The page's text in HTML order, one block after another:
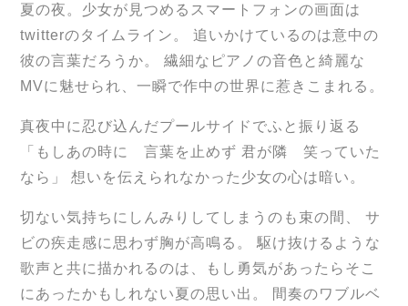
夏の夜。少女が見つめるスマートフォンの画面は
twitterのタイムライン。 追いかけているのは意中の
彼の言葉だろうか。 繊細なピアノの音色と綺麗な
MVに魅せられ、一瞬で作中の世界に惹きこまれる。
真夜中に忍び込んだプールサイドでふと振り返る
「もしあの時に 言葉を止めず 君が隣 笑っていた
なら」 想いを伝えられなかった少女の心は暗い。
切ない気持ちにしんみりしてしまうのも束の間、 サ
ビの疾走感に思わず胸が高鳴る。 駆け抜けるような
歌声と共に描かれるのは、もし勇気があったらそこ
にあったかもしれない夏の思い出。 間奏のワブルベ